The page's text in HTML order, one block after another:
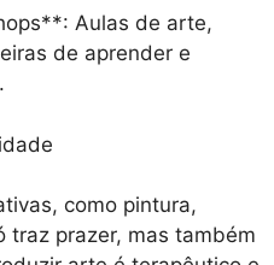
Aulas de arte,
de aprender e
como pintura,
traz prazer, mas também